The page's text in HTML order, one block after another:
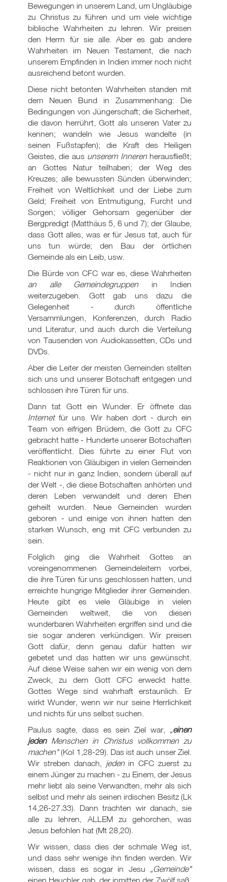
Bewegungen in unserem Land, um Ungläubige
zu Christus zu führen und um viele wichtige
biblische Wahrheiten zu lehren. Wir preisen
den Herrn für sie alle. Aber es gab andere
Wahrheiten im Neuen Testament, die nach
unserem Empfinden in Indien immer noch nicht
ausreichend betont wurden.
Diese nicht betonten Wahrheiten standen mit
dem Neuen Bund in Zusammenhang: Die
Bedingungen von Jüngerschaft; die Sicherheit,
die davon herrührt, Gott als unseren Vater zu
kennen; wandeln wie Jesus wandelte (in
seinen Fußstapfen); die Kraft des Heiligen
Geistes, die aus unserem Innerenherausfließt;
an Gottes Natur teilhaben; der Weg des
Kreuzes; alle bewussten Sünden überwinden;
Freiheit von Weltlichkeit und der Liebe zum
Geld; Freiheit von Entmutigung, Furcht und
Sorgen; völliger Gehorsam gegenüber der
Bergpredigt (Matthäus 5, 6 und 7); der Glaube,
dass Gott alles, was er für Jesus tat, auch für
uns tun würde; den Bau der örtlichen
Gemeinde als ein Leib, usw.
Die Bürde von CFC war es, diese Wahrheiten
an alle Gemeindegruppenin Indien
weiterzugeben. Gott gab uns dazu die
Gelegenheit - durch öffentliche
Versammlungen, Konferenzen, durch Radio
und Literatur, und auch durch die Verteilung
von Tausenden von Audiokassetten, CDs und
DVDs.
Aber die Leiter der meisten Gemeinden stellten
sich uns und unserer Botschaft entgegen und
schlossen ihre Türen für uns.
Dann tat Gott ein Wunder. Er öffnete das
Internet für uns. Wir haben dort - durch ein
Team von eifrigen Brüdern, die Gott zu CFC
gebracht hatte - Hunderte unserer Botschaften
veröffentlicht. Dies führte zu einer Flut von
Reaktionen von Gläubigen in vielen Gemeinden
- nicht nur in ganz Indien, sondern überall auf
der Welt -, die diese Botschaften anhörten und
deren Leben verwandelt und deren Ehen
geheilt wurden. Neue Gemeinden wurden
geboren - und einige von ihnen hatten den
starken Wunsch, eng mit CFC verbunden zu
sein.
Folglich ging die Wahrheit Gottes an
voreingenommenen Gemeindeleitern vorbei,
die ihre Türen für uns geschlossen hatten, und
erreichte hungrige Mitglieder ihrer Gemeinden.
Heute gibt es viele Gläubige in vielen
Gemeinden weltweit, die von diesen
wunderbaren Wahrheiten ergriffen sind und die
sie sogar anderen verkündigen. Wir preisen
Gott dafür, denn genau dafür hatten wir
gebetet und das hatten wir uns gewünscht.
Auf diese Weise sahen wir ein wenig von dem
Zweck, zu dem Gott CFC erweckt hatte.
Gottes Wege sind wahrhaft erstaunlich. Er
wirkt Wunder, wenn wir nur seine Herrlichkeit
und nichts für uns selbst suchen.
Paulus sagte, dass es sein Ziel war, „einen
jedenMenschen in Christus vollkommen zu
machen"(Kol 1,28-29). Das ist auch unser Ziel.
Wir streben danach, jeden in CFC zuerst zu
einem Jünger zu machen - zu Einem, der Jesus
mehr liebt als seine Verwandten, mehr als sich
selbst und mehr als seinen irdischen Besitz (Lk
14,26-27.33). Dann trachten wir danach, sie
alle zu lehren, ALLEM zu gehorchen, was
Jesus befohlen hat (Mt 28,20).
Wir wissen, dass dies der schmale Weg ist,
und dass sehr wenige ihn finden werden. Wir
wissen, dass es sogar in Jesu „Gemeinde"
einen Heuchler gab, der inmitten der Zwölf saß.